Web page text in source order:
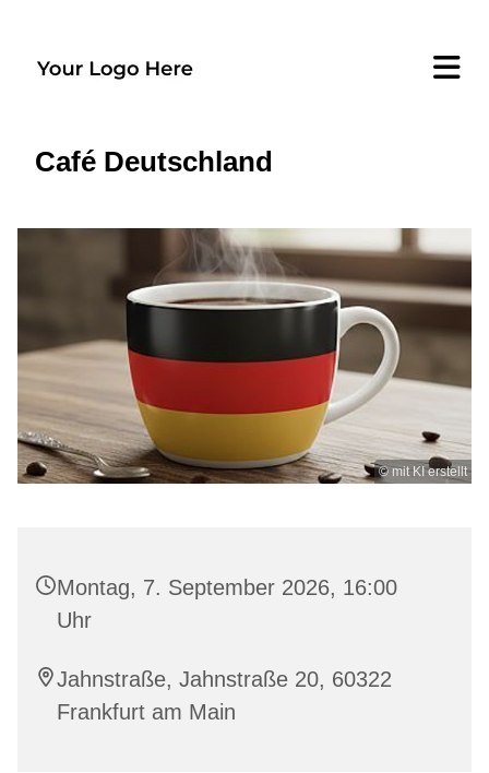
Café Deutschland
© mit KI erstellt
Montag, 7. September 2026, 16:00
Uhr
Jahnstraße, Jahnstraße 20, 60322
Frankfurt am Main